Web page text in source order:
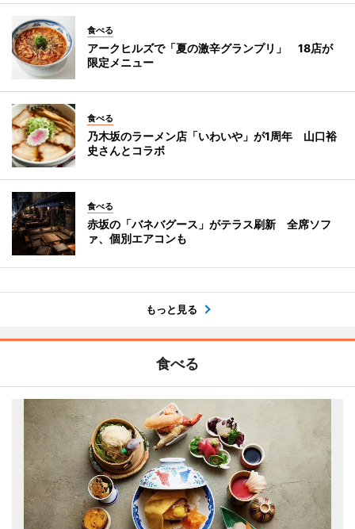
食べる
アークヒルズで「夏の激辛グランプリ」 18店が
限定メニュー
食べる
乃木坂のラーメン店「いわいや」が1周年 山口裕
史さんとコラボ
食べる
赤坂の「バネバグース」がテラス刷新 全席ソフ
ァ、個別エアコンも
もっと見る
食べる